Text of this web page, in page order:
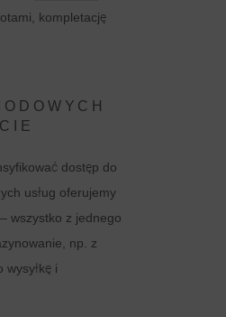
kompletację
dostęp do
usług oferujemy
wszystko z jednego
np. z
i